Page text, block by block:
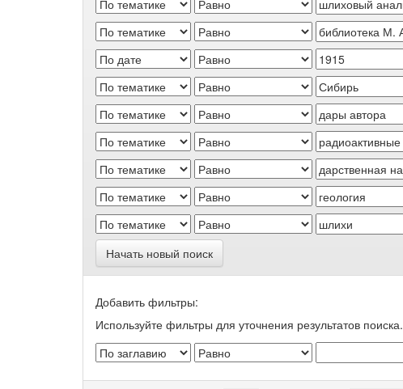
Начать новый поиск
Добавить фильтры:
Используйте фильтры для уточнения результатов поиска.